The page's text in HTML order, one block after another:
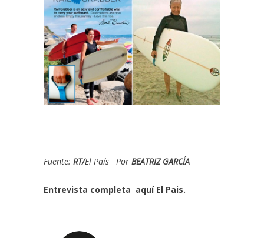
Fuente: RT/El País Por BEATRIZ GARCÍA
Entrevista completa aquí El Pais.